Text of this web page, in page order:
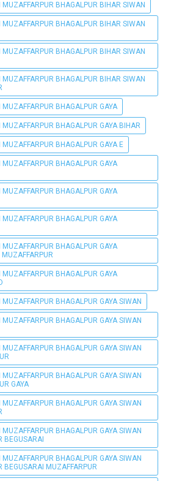
BHAGALPUR BIHAR SIWAN
BHAGALPUR BIHAR SIWAN
BHAGALPUR BIHAR SIWAN
BHAGALPUR BIHAR SIWAN
BHAGALPUR GAYA
BHAGALPUR GAYA BIHAR
BHAGALPUR GAYA E
BHAGALPUR GAYA
BHAGALPUR GAYA
BHAGALPUR GAYA
BHAGALPUR GAYA
BHAGALPUR GAYA
BHAGALPUR GAYA SIWAN
BHAGALPUR GAYA SIWAN
BHAGALPUR GAYA SIWAN
BHAGALPUR GAYA SIWAN
GAYA
BHAGALPUR GAYA SIWAN
BHAGALPUR GAYA SIWAN
BEGUSARAI
BHAGALPUR GAYA SIWAN
BEGUSARAI MUZAFFARPUR